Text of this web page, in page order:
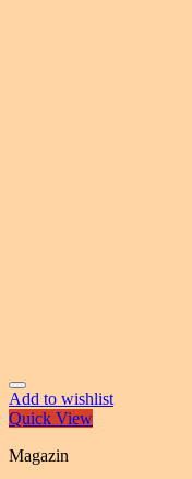
Add to wishlist
Quick View
Magazin